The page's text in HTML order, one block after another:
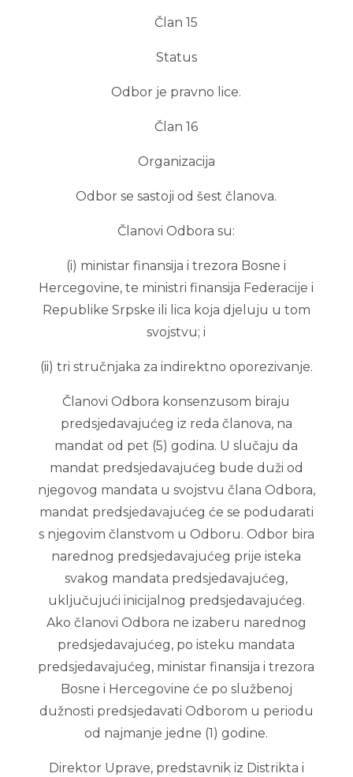
Član 15
Status
Odbor je pravno lice.
Član 16
Organizacija
Odbor se sastoji od šest članova.
Članovi Odbora su:
(i) ministar finansija i trezora Bosne i
Hercegovine, te ministri finansija Federacije i
Republike Srpske ili lica koja djeluju u tom
svojstvu; i
(ii) tri stručnjaka za indirektno oporezivanje.
Članovi Odbora konsenzusom biraju
predsjedavajućeg iz reda članova, na
mandat od pet (5) godina. U slučaju da
mandat predsjedavajućeg bude duži od
njegovog mandata u svojstvu člana Odbora,
mandat predsjedavajućeg će se podudarati
s njegovim članstvom u Odboru. Odbor bira
narednog predsjedavajućeg prije isteka
svakog mandata predsjedavajućeg,
uključujući inicijalnog predsjedavajućeg.
Ako članovi Odbora ne izaberu narednog
predsjedavajućeg, po isteku mandata
predsjedavajućeg, ministar finansija i trezora
Bosne i Hercegovine će po službenoj
dužnosti predsjedavati Odborom u periodu
od najmanje jedne (1) godine.
Direktor Uprave, predstavnik iz Distrikta i